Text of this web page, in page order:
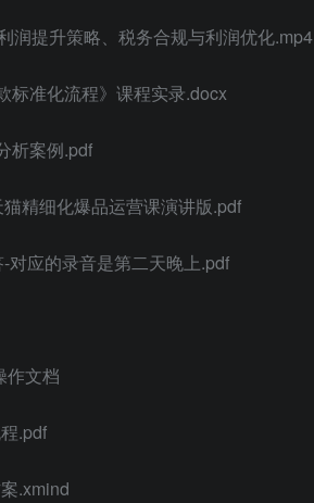
润提升策略、税务合规与利润优化.mp4
标准化流程》课程实录.docx
析案例.pdf
猫精细化爆品运营课演讲版.pdf
-对应的录音是第二天晚上.pdf
作文档
.pdf
.xmind